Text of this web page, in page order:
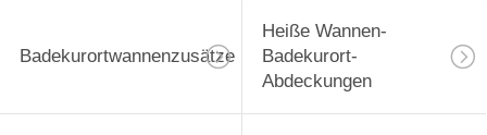
Badekurortwannenzusätze
Heiße Wannen-
Badekurort-
Abdeckungen